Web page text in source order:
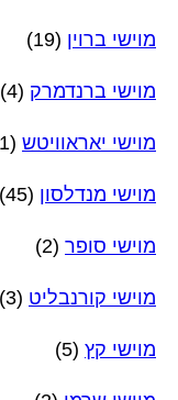
מוישי ברוין (19)
מוישי ברנדמרק (4)
מוישי יאראוויטש (1)
מוישי מנדלסון (45)
מוישי סופר (2)
מוישי קורנבליט (3)
מוישי קץ (5)